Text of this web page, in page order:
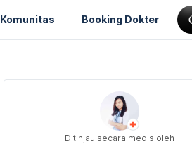
Komunitas Booking Dokter
Ditinjau secara medis oleh